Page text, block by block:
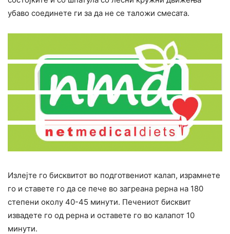
убаво соединете ги за да не се таложи смесата.
Излејте го бисквитот во подготвениот калап, израмнете
го и ставете го да се пече во загреана рерна на 180
степени околу 40-45 минути. Печениот бисквит
извадете го од рерна и оставете го во калапот 10
минути.